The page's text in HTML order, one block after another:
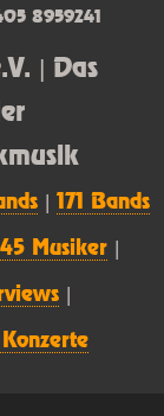
| Das
|171 Bands
Musiker
8959241